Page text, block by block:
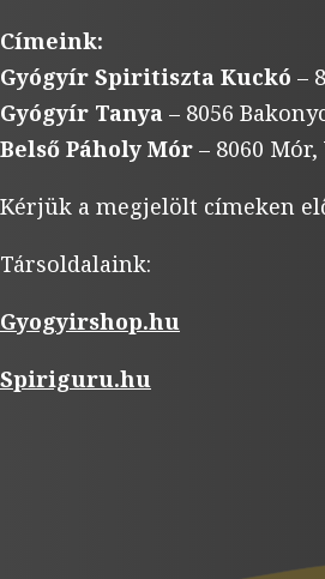
Címeink:
Gyógyír Spiritiszta Kuckó –
Gyógyír Tanya – 8056
Belső Páholy Mór – 8060
Kérjük a megjelölt címeken
Társoldalaink:
Gyogyirshop.hu
Spiriguru.hu